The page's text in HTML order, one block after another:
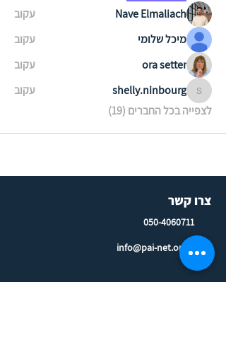
Nave Elmaliach
עקוב
מיכל שלומי
עקוב
ora setter
עקוב
shelly.ninbourg
shelly.ninbourg
עקוב
לצפייה בכל החברים (19)
צרו קשר
050-4060711
info@pai-net.org.il